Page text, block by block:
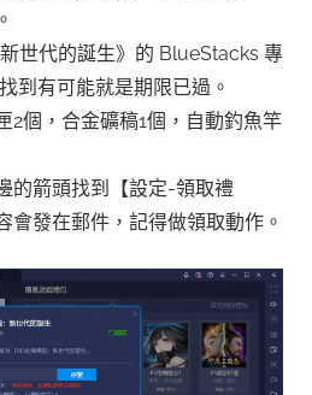
世代的誕生》的 BlueStacks 專
到有可能就是期限已過。
2個，合金礦稿1個，自動釣魚竿
的箭頭找到【設定-領取禮
會發在郵件，記得做領取動作。